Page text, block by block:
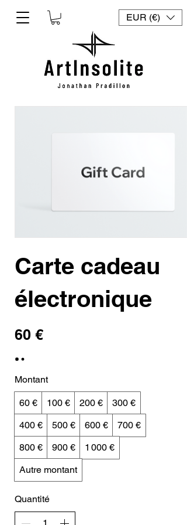
EUR (€)
Carte cadeau
électronique
60 €
Montant
60 € 100 € 200 €
300 €
400 €
500 € 600 €
700 €
800 €
900 €
1 000 €
Autre montant
Quantité